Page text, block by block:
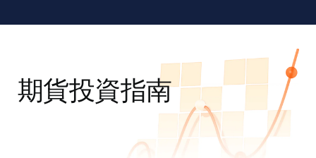
期貨投資指南